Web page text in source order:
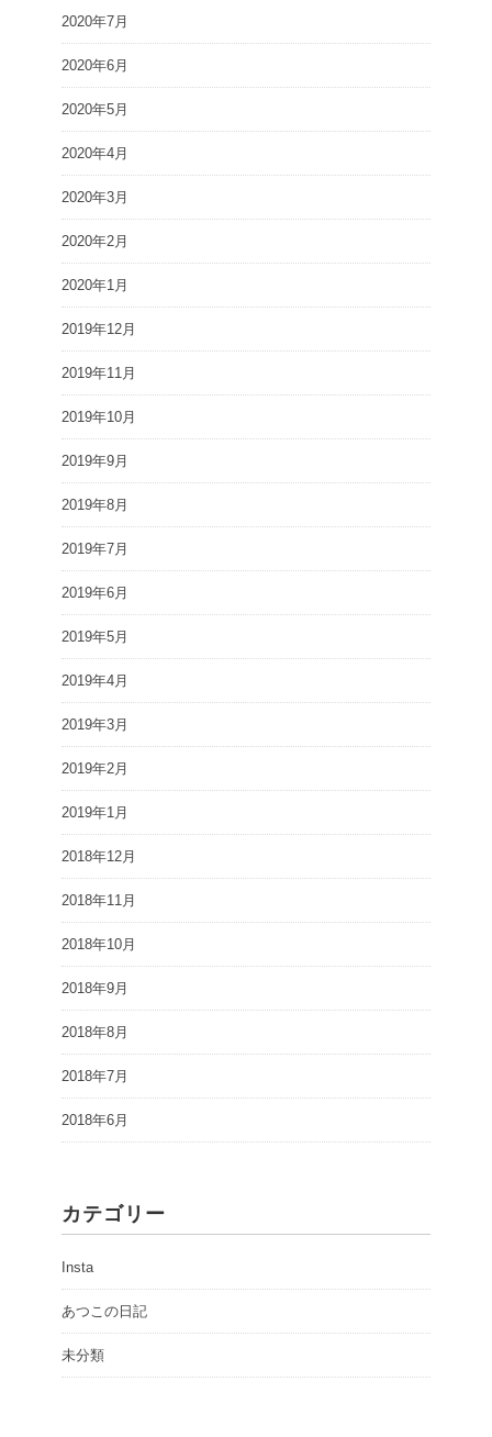
2020年7月
2020年6月
2020年5月
2020年4月
2020年3月
2020年2月
2020年1月
2019年12月
2019年11月
2019年10月
2019年9月
2019年8月
2019年7月
2019年6月
2019年5月
2019年4月
2019年3月
2019年2月
2019年1月
2018年12月
2018年11月
2018年10月
2018年9月
2018年8月
2018年7月
2018年6月
カテゴリー
Insta
あつこの日記
未分類